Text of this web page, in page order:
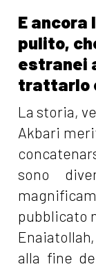
E ancora
pulito,
estranei
trattarlo
La storia,
Akbari
sono
pubblicato
alla fine